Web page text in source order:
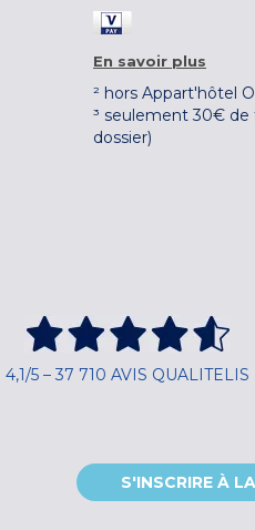
En savoir plus
² hors Appart'hôtel
³ seulement 30€ de
dossier)
4,1/5 – 37 710 AVIS QUALITELIS
S'INSCRIRE À